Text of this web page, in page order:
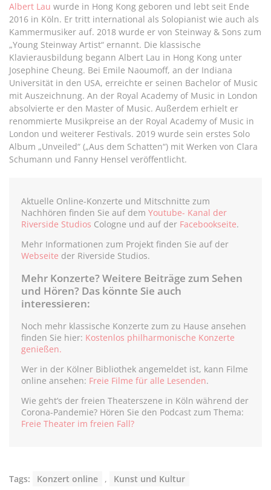
Albert Lau wurde in Hong Kong geboren und lebt seit Ende
2016 in Köln. Er tritt international als Solopianist wie auch als
Kammermusiker auf. 2018 wurde er von Steinway & Sons zum
„Young Steinway Artist“ ernannt. Die klassische
Klavierausbildung begann Albert Lau in Hong Kong unter
Josephine Cheung. Bei Emile Naoumoff, an der Indiana
Universität in den USA, erreichte er seinen Bachelor of Music
mit Auszeichnung. An der Royal Academy of Music in London
absolvierte er den Master of Music. Außerdem erhielt er
renommierte Musikpreise an der Royal Academy of Music in
London und weiterer Festivals. 2019 wurde sein erstes Solo
Album „Unveiled“ („Aus dem Schatten“) mit Werken von Clara
Schumann und Fanny Hensel veröffentlicht.
Aktuelle Online-Konzerte und Mitschnitte zum
Nachhören finden Sie auf dem Youtube- Kanal der
Riverside Studios Cologne und auf der Facebookseite.
Mehr Informationen zum Projekt finden Sie auf der
Webseite der Riverside Studios.
Mehr Konzerte? Weitere Beiträge zum Sehen
und Hören? Das könnte Sie auch
interessieren:
Noch mehr klassische Konzerte zum zu Hause ansehen
finden Sie hier: Kostenlos philharmonische Konzerte
genießen.
Wer in der Kölner Bibliothek angemeldet ist, kann Filme
online ansehen: Freie Filme für alle Lesenden.
Wie geht’s der freien Theaterszene in Köln während der
Corona-Pandemie? Hören Sie den Podcast zum Thema:
Freie Theater im freien Fall?
Tags: Konzert online , Kunst und Kultur